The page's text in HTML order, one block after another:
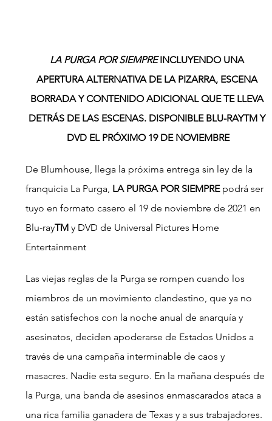
LA PURGA POR SIEMPRE INCLUYENDO UNA
APERTURA ALTERNATIVA DE LA PIZARRA, ESCENA
BORRADA Y CONTENIDO ADICIONAL QUE TE LLEVA
DETRÁS DE LAS ESCENAS. DISPONIBLE BLU-RAYTM Y
DVD EL PRÓXIMO 19 DE NOVIEMBRE
De Blumhouse, llega la próxima entrega sin ley de la
franquicia La Purga, LA PURGA POR SIEMPRE podrá ser
tuyo en formato casero el 19 de noviembre de 2021 en
Blu-rayTM y DVD de Universal Pictures Home
Entertainment
Las viejas reglas de la Purga se rompen cuando los
miembros de un movimiento clandestino, que ya no
están satisfechos con la noche anual de anarquía y
asesinatos, deciden apoderarse de Estados Unidos a
través de una campaña interminable de caos y
masacres. Nadie esta seguro. En la mañana después de
la Purga, una banda de asesinos enmascarados ataca a
una rica familia ganadera de Texas y a sus trabajadores.